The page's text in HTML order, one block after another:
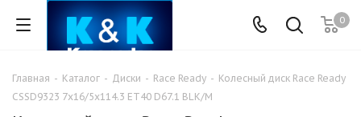
0
Главная - Каталог - Диски - Race Ready - Колесный диск Race Ready
CSSD9323 7x16/5x114.3 ET40 D67.1 BLK/M